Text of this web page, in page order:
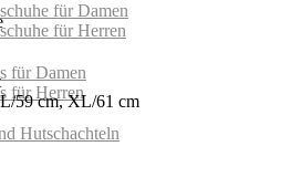
für Damen
für Herren
für Damen
für Herren
Hutschachteln
59 cm, XL/61 cm